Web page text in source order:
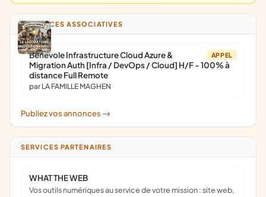
ANNONCES ASSOCIATIVES
APPEL
Bénévole Infrastructure Cloud Azure &
Migration Auth [Infra / DevOps / Cloud] H/F - 100% à
distance Full Remote
par LA FAMILLE MAGHEN
Publiez vos annonces ->
SERVICES PARTENAIRES
WHAT THE WEB
Vos outils numériques au service de votre mission : site web,